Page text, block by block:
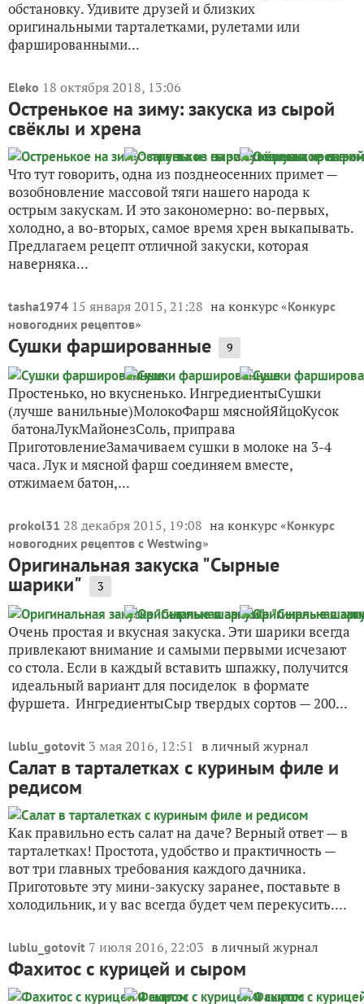
обстановку. Удивите друзей и близких
оригинальными тарталетками, рулетами или
фаршированными...
Eleko 18 октября 2018, 13:06
Остренькое на зиму: закуска из сырой
свёклы и хрена
Что тут говорить, одна из позднеосенних примет —
возобновление массовой тяги нашего народа к
острым закускам. И это закономерно: во-первых,
холодно, а во-вторых, самое время хрен выкапывать.
Предлагаем рецепт отличной закуски, которая
наверняка...
tasha1974 15 января 2015, 21:28 на конкурс «Конкурс
новогодних рецептов»
Сушки фаршированные 9
Простенько, но вкусненько. ИнгредиентыСушки
(лучше ванильные)МолокоФарш мяснойЯйцоКусок
батонаЛукМайонезСоль, приправа
ПриготовлениеЗамачиваем сушки в молоке на 3-4
часа. Лук и мясной фарш соединяем вместе,
отжимаем батон,...
prokol31 28 декабря 2015, 19:08 на конкурс «Конкурс
новогодних рецептов с Westwing»
Оригинальная закуска "Сырные
шарики" 3
Очень простая и вкусная закуска. Эти шарики всегда
привлекают внимание и самыми первыми исчезают
со стола. Если в каждый вставить шпажку, получится
идеальный вариант для посиделок в формате
фуршета. ИнгредиентыСыр твердых сортов — 200...
lublu_gotovit 3 мая 2016, 12:51 в личный журнал
Салат в тарталетках с куриным филе и
редисом
Как правильно есть салат на даче? Верный ответ — в
тарталетках! Простота, удобство и практичность —
вот три главных требования каждого дачника.
Приготовьте эту мини-закуску заранее, поставьте в
холодильник, и у вас всегда будет чем перекусить....
lublu_gotovit 7 июля 2016, 22:03 в личный журнал
Фахитос с курицей и сыром